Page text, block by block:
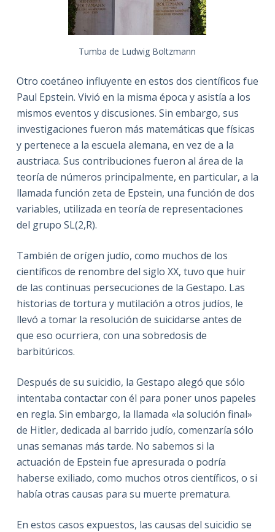
Tumba de Ludwig Boltzmann
Otro coetáneo influyente en estos dos científicos fue
Paul Epstein. Vivió en la misma época y asistía a los
mismos eventos y discusiones. Sin embargo, sus
investigaciones fueron más matemáticas que físicas
y pertenece a la escuela alemana, en vez de a la
austriaca. Sus contribuciones fueron al área de la
teoría de números principalmente, en particular, a la
llamada función zeta de Epstein, una función de dos
variables, utilizada en teoría de representaciones
del grupo SL(2,R).
También de orígen judío, como muchos de los
científicos de renombre del siglo XX, tuvo que huir
de las continuas persecuciones de la Gestapo. Las
historias de tortura y mutilación a otros judíos, le
llevó a tomar la resolución de suicidarse antes de
que eso ocurriera, con una sobredosis de
barbitúricos.
Después de su suicidio, la Gestapo alegó que sólo
intentaba contactar con él para poner unos papeles
en regla. Sin embargo, la llamada «la solución final»
de Hitler, dedicada al barrido judío, comenzaría sólo
unas semanas más tarde. No sabemos si la
actuación de Epstein fue apresurada o podría
haberse exiliado, como muchos otros científicos, o si
había otras causas para su muerte prematura.
En estos casos expuestos, las causas del suicidio se